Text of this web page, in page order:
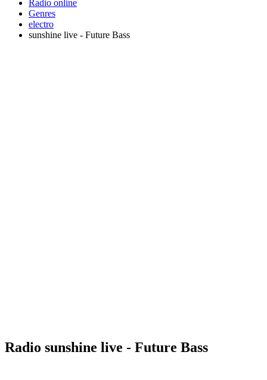
Radio online
Genres
electro
sunshine live - Future Bass
Radio sunshine live - Future Bass